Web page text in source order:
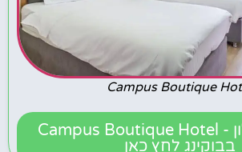
Campus Boutique
למעבר למלון - Campus Boutique Hotel
בבוקינג לחץ כאן